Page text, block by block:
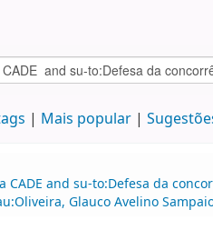
Mais popular
and su-to:Defesa da
Glauco Avelino